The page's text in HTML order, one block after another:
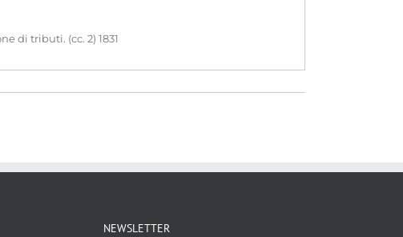
di tributi. (cc. 2) 1831
NEWSLETTER